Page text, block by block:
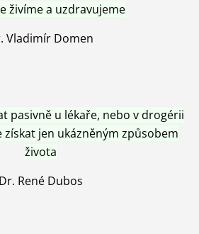
živíme a uzdravujeme
Vladimír Domen
pasivně u lékaře, nebo v drogérii
získat jen ukázněným způsobem
života
Dr. René Dubos